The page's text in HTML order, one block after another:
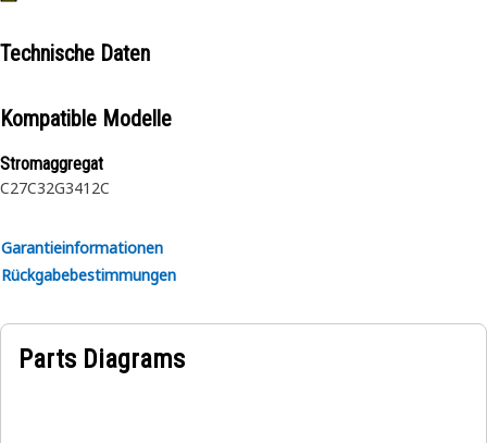
Technische Daten
Kompatible Modelle
Stromaggregat
C27C32G3412C
Garantieinformationen
Rückgabebestimmungen
Parts Diagrams